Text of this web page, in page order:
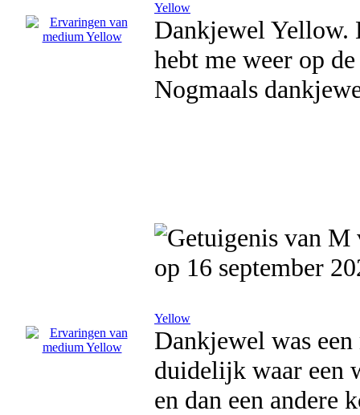
Yellow
Dankjewel Yellow.
hebt me weer op
Nogmaals
op 16 september
Yellow
Dankjewel was
duidelijk waar een
en dan een andere